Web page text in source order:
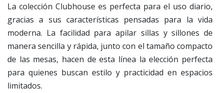
La colección Clubhouse es perfecta para el uso diario,
gracias a sus características pensadas para la vida
moderna. La facilidad para apilar sillas y sillones de
manera sencilla y rápida, junto con el tamaño compacto
de las mesas, hacen de esta línea la elección perfecta
para quienes buscan estilo y practicidad en espacios
limitados.